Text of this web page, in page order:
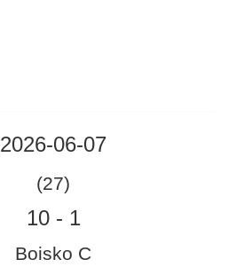
2026-06-07
(27)
10- 1
Boisko C